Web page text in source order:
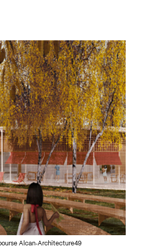
Alcan‐Architecture49